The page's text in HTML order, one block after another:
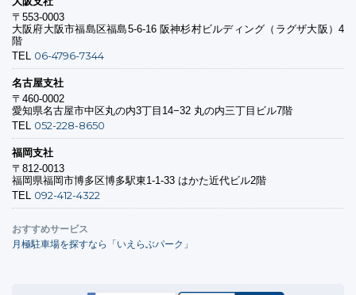
〒553-0003
大阪府大阪市福島区福島5-6-16 阪神杉村ビルディング（ラグザ大阪）4
階
TEL 06-4796-7344
名古屋支社
〒460-0002
愛知県名古屋市中区丸の内3丁目14−32 丸の内三丁目ビル7階
TEL 052-228-8650
福岡支社
〒812-0013
福岡県福岡市博多区博多駅東1-1-33 はかた近代ビル2階
TEL 092-412-4322
おすすめサービス
月極駐車場を探すなら「いえらぶパーク」